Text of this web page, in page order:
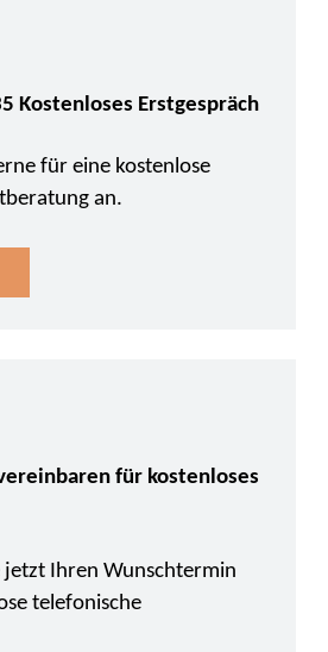
Kostenloses Erstgespräch
für eine kostenlose
an.
für kostenloses
jetzt Ihren Wunschtermin
telefonische